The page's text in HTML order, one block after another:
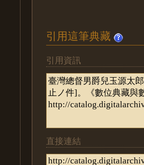
引用這筆典藏
引用資訊
直接連結